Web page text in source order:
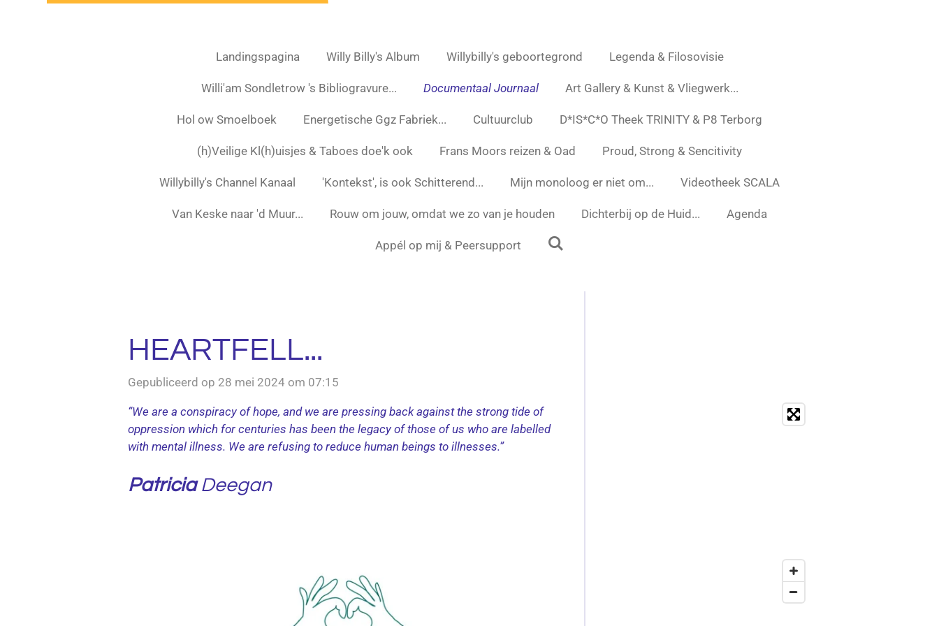
Landingspagina Willy Billy's Album Willybilly's geboortegrond Legenda & Filosovisie
Willi'am Sondletrow 's Bibliogravure... Documentaal Journaal Art Gallery & Kunst & Vliegwerk...
Hol ow Smoelboek Energetische Ggz Fabriek... Cultuurclub D*IS*C*O Theek TRINITY & P8 Terborg
(h)Veilige Kl(h)uisjes & Taboes doe'k ook Frans Moors reizen & Oad Proud, Strong & Sencitivity
Willybilly's Channel Kanaal 'Kontekst', is ook Schitterend... Mijn monoloog er niet om... Videotheek SCALA
Van Keske naar 'd Muur... Rouw om jouw, omdat we zo van je houden Dichterbij op de Huid... Agenda
Appél op mij & Peersupport
HEARTFELL...
Gepubliceerd op 28 mei 2024 om 07:15
“We are a conspiracy of hope, and we are pressing back against the strong tide of
oppression which for centuries has been the legacy of those of us who are labelled
with mental illness. We are refusing to reduce human beings to illnesses.”
PatriciaDeegan